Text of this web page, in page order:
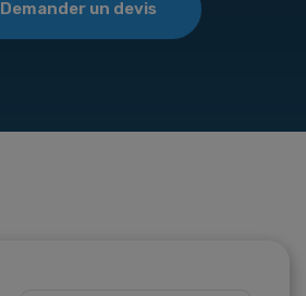
Demander un devis